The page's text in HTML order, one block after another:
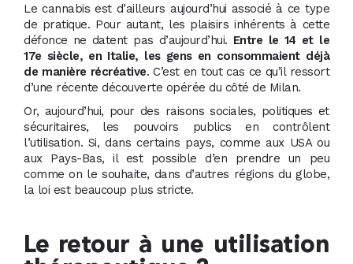
Le cannabis est d’ailleurs aujourd’hui associé à ce type
de pratique. Pour autant, les plaisirs inhérents à cette
défonce ne datent pas d’aujourd’hui. Entre le 14 et le
17e siècle, en Italie, les gens en consommaient déjà
de manière récréative. C’est en tout cas ce qu’il ressort
d’une récente découverte opérée du côté de Milan.
Or, aujourd’hui, pour des raisons sociales, politiques et
sécuritaires, les pouvoirs publics en contrôlent
l’utilisation. Si, dans certains pays, comme aux USA ou
aux Pays-Bas, il est possible d’en prendre un peu
comme on le souhaite, dans d’autres régions du globe,
la loi est beaucoup plus stricte.
Le retour à une utilisation